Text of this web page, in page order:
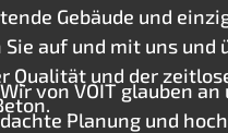
Gebäude und
Sie auf und mit uns und
Qualität und der
Wir von VOIT glauben
dachte Planung und